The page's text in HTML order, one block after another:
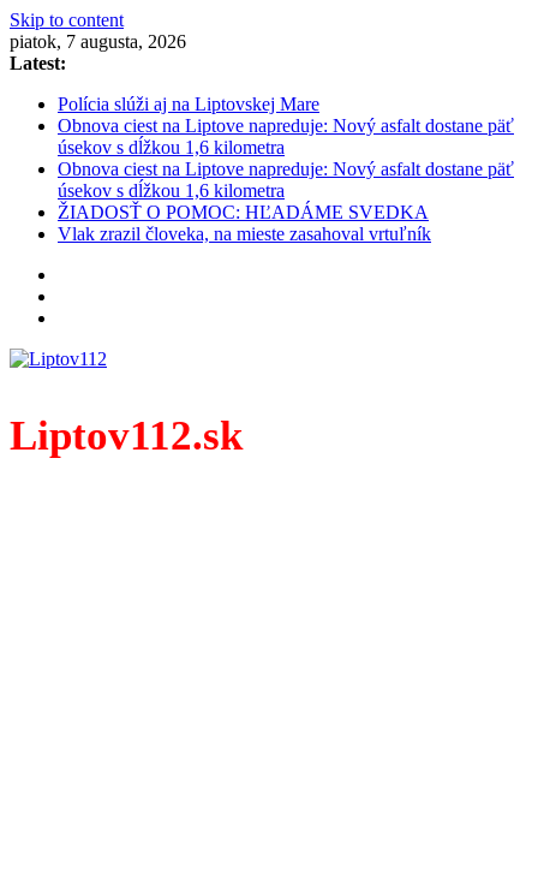
Skip to content
piatok, 7 augusta, 2026
Latest:
Polícia slúži aj na Liptovskej Mare
Obnova ciest na Liptove napreduje: Nový asfalt dostane päť
úsekov s dĺžkou 1,6 kilometra
Obnova ciest na Liptove napreduje: Nový asfalt dostane päť
úsekov s dĺžkou 1,6 kilometra
ŽIADOSŤ O POMOC: HĽADÁME SVEDKA
Vlak zrazil človeka, na mieste zasahoval vrtuľník
Liptov112.sk